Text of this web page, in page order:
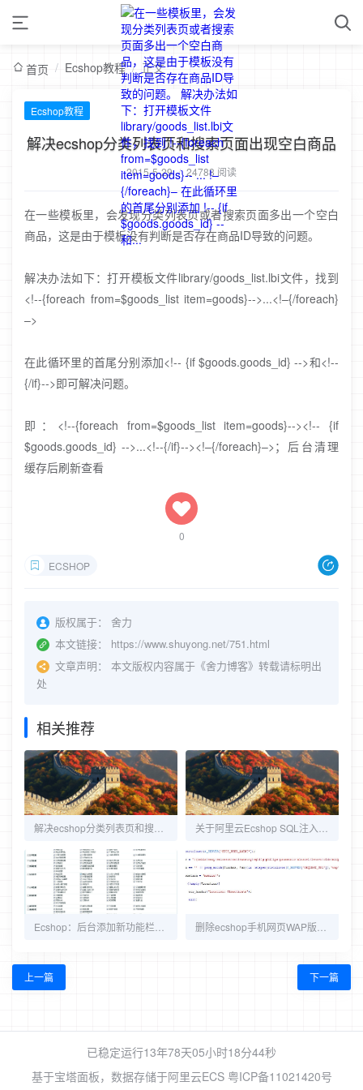
首页 / Ecshop教程 / 正文
Ecshop教程
解决ecshop分类列表页和搜索页面出现空白商品
2015-5-29 / 24788 阅读
在一些模板里，会发现分类列表页或者搜索页面多出一个空白
商品，这是由于模板没有判断是否存在商品ID导致的问题。
解决办法如下：打开模板文件library/goods_list.lbi文件，找到
<!--{foreach from=$goods_list item=goods}-->...<!–{/foreach}
–>
在此循环里的首尾分别添加<!-- {if $goods.goods_id} -->和<!--
{/if}-->即可解决问题。
即：<!--{foreach from=$goods_list item=goods}--><!-- {if
$goods.goods_id} -->...<!--{/if}--><!–{/foreach}–>；后台清理
缓存后刷新查看
0
ECSHOP
版权属于：
舍力
本文链接：
https://www.shuyong.net/751.html
文章声明：
本文版权内容属于《舍力博客》转载请标明出
处
相关推荐
上一篇 下一篇
已稳定运行13年78天05小时18分44秒
基于宝塔面板，数据存储于阿里云ECS 粤ICP备11021420号